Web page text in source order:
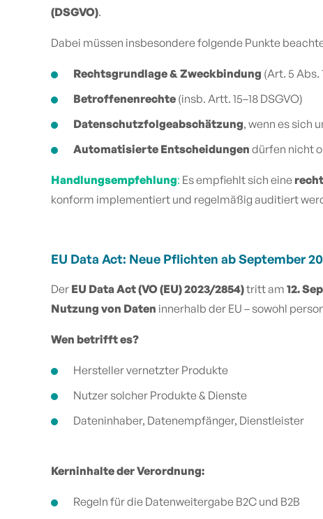
(DSGVO).
Dabei müssen insbesondere folgende Punkte
Rechtsgrundlage & Zweckbindung (Art. 5 Abs.
Betroffenenrechte(insb. Artt. 15–18 DSGVO)
Datenschutzfolgeabschätzung, wenn es sich
Automatisierte Entscheidungen dürfen nicht
Handlungsempfehlung: Es empfiehlt sich eine
konform implementiert und regelmäßig auditiert
EU Data Act: Neue Pflichten ab September
Der EU Data Act (VO (EU) 2023/2854)tritt am 12.
Nutzung von Daten innerhalb der EU – sowohl
Wen betrifft es?
Hersteller vernetzter Produkte
Nutzer solcher Produkte & Dienste
Dateninhaber, Datenempfänger, Dienstleister
Kerninhalte der Verordnung:
Regeln für die Datenweitergabe B2C und B2B